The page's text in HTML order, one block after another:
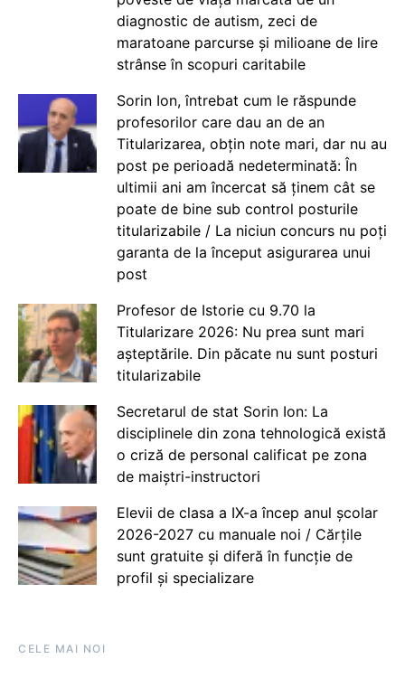
diagnostic de autism, zeci de
maratoane parcurse și milioane de lire
strânse în scopuri caritabile
Sorin Ion, întrebat cum le răspunde
profesorilor care dau an de an
Titularizarea, obțin note mari, dar nu au
post pe perioadă nedeterminată: În
ultimii ani am încercat să ținem cât se
poate de bine sub control posturile
titularizabile / La niciun concurs nu poți
garanta de la început asigurarea unui
post
Profesor de Istorie cu 9.70 la
Titularizare 2026: Nu prea sunt mari
așteptările. Din păcate nu sunt posturi
titularizabile
Secretarul de stat Sorin Ion: La
disciplinele din zona tehnologică există
o criză de personal calificat pe zona
de maiștri-instructori
Elevii de clasa a IX-a încep anul școlar
2026-2027 cu manuale noi / Cărțile
sunt gratuite și diferă în funcție de
profil și specializare
CELE MAI NOI